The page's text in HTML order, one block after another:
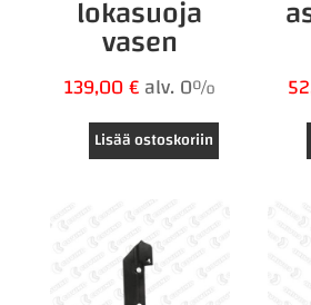
lokasuoja
vasen
139,00€alv. 0%
Lisää ostoskoriin